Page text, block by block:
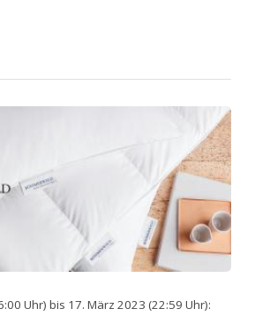
Uhr) bis 17. März 2023 (22:59 Uhr):